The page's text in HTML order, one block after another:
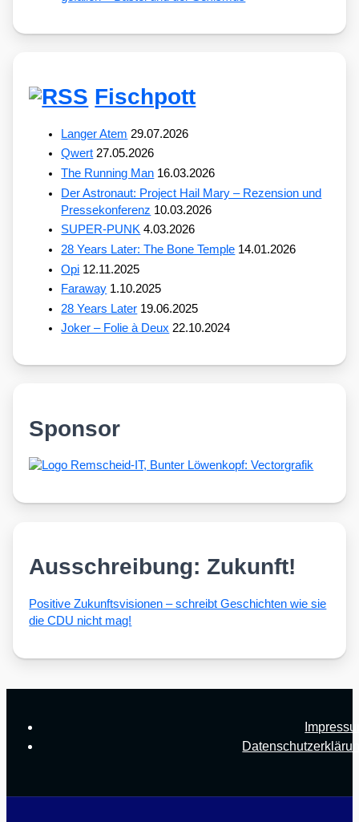
Fischpott
Langer Atem 29.07.2026
Qwert 27.05.2026
The Running Man 16.03.2026
Der Astronaut: Project Hail Mary – Rezension und
Pressekonferenz 10.03.2026
SUPER-PUNK 4.03.2026
28 Years Later: The Bone Temple 14.01.2026
Opi 12.11.2025
Faraway 1.10.2025
28 Years Later 19.06.2025
Joker – Folie à Deux 22.10.2024
Sponsor
Ausschreibung: Zukunft!
Posi­ti­ve Zukunfts­vi­sio­nen – schreibt Geschich­ten wie sie
die CDU nicht mag!